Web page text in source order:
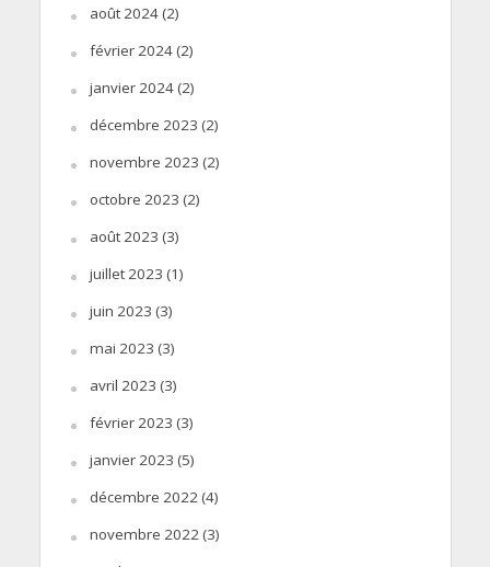
août 2024(2)
février 2024(2)
janvier 2024(2)
décembre 2023 (2)
novembre 2023 (2)
octobre 2023 (2)
août 2023 (3)
juillet 2023 (1)
juin 2023 (3)
mai 2023 (3)
avril 2023 (3)
février 2023 (3)
janvier 2023 (5)
décembre 2022 (4)
novembre 2022 (3)